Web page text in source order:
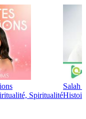
Spiritualité
Salah